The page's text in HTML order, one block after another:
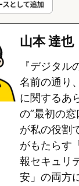
t
o
o
n
e
s
k
e
b
o
o
k
山本 達也
『デジタル
名前の通り
に関するあ
の”最初の窓
が私の役割
がもたらす
報セキュリ
安」の両方